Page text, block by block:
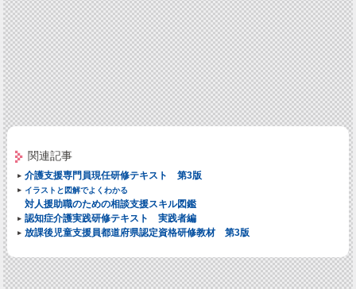
関連記事
介護支援専門員現任研修テキスト 第3版
イラストと図解でよくわかる
対人援助職のための相談支援スキル図鑑
認知症介護実践研修テキスト 実践者編
放課後児童支援員都道府県認定資格研修教材 第3版